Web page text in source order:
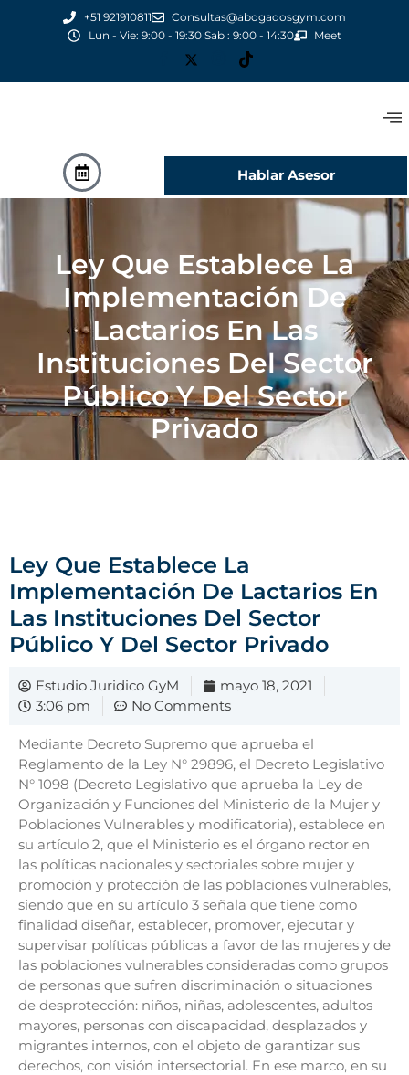
+51 921910811
Consultas@abogadosgym.com
Lun - Vie: 9:00 - 19:30 Sab : 9:00 - 14:30
Meet
Hablar Asesor
Ley Que Establece La
Implementación De
Lactarios En Las
Instituciones Del Sector
Público Y Del Sector
Privado
Ley Que Establece La
Implementación De Lactarios En
Las Instituciones Del Sector
Público Y Del Sector Privado
Estudio Juridico GyM
mayo 18, 2021
3:06 pm
No Comments
Mediante Decreto Supremo que aprueba el
Reglamento de la Ley N° 29896, el Decreto Legislativo
N° 1098 (Decreto Legislativo que aprueba la Ley de
Organización y Funciones del Ministerio de la Mujer y
Poblaciones Vulnerables y modificatoria), establece en
su artículo 2, que el Ministerio es el órgano rector en
las políticas nacionales y sectoriales sobre mujer y
promoción y protección de las poblaciones vulnerables,
siendo que en su artículo 3 señala que tiene como
finalidad diseñar, establecer, promover, ejecutar y
supervisar políticas públicas a favor de las mujeres y de
las poblaciones vulnerables consideradas como grupos
de personas que sufren discriminación o situaciones
de desprotección: niños, niñas, adolescentes, adultos
mayores, personas con discapacidad, desplazados y
migrantes internos, con el objeto de garantizar sus
derechos, con visión intersectorial. En ese marco, en su